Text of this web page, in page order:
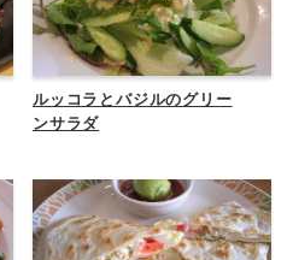
ルッコラとバジルのグリー
ンサラダ